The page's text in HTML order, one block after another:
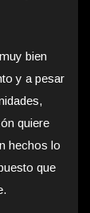
bien
y a pesar
quiere
hechos lo
que